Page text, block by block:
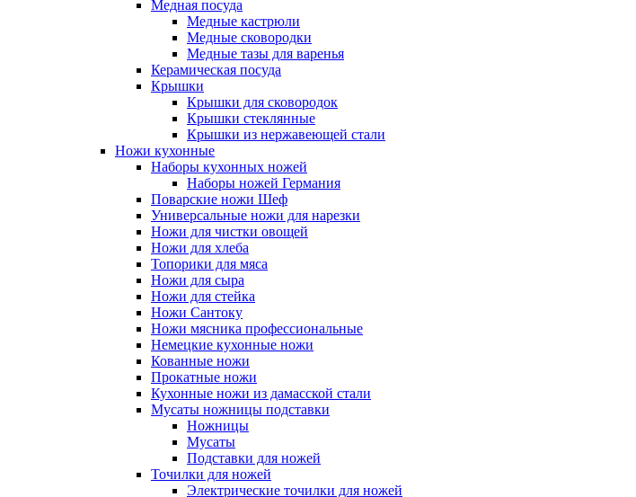
Медная посуда
Медные кастрюли
Медные сковородки
Медные тазы для варенья
Керамическая посуда
Крышки
Крышки для сковородок
Крышки стеклянные
Крышки из нержавеющей стали
Ножи кухонные
Наборы кухонных ножей
Наборы ножей Германия
Поварские ножи Шеф
Универсальные ножи для нарезки
Ножи для чистки овощей
Ножи для хлеба
Топорики для мяса
Ножи для сыра
Ножи для стейка
Ножи Сантоку
Ножи мясника профессиональные
Немецкие кухонные ножи
Кованные ножи
Прокатные ножи
Кухонные ножи из дамасской стали
Мусаты ножницы подставки
Ножницы
Мусаты
Подставки для ножей
Точилки для ножей
Электрические точилки для ножей